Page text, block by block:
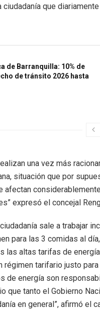
que
de Barranquilla: 10% de
de tránsito 2026 hasta
una vez más
situación que por
expresó el concejal
sale a trabajar
para las 3 comidas al
las altas tarifas de
régimen tarifario justo
de energía son
que tanto el Gobierno
en general”, afirmó